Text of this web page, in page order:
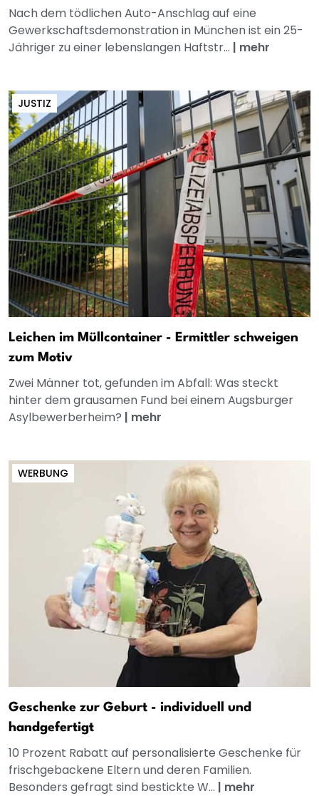
Nach dem tödlichen Auto-Anschlag auf eine
Gewerkschaftsdemonstration in München ist ein 25-
Jähriger zu einer lebenslangen Haftstr... | mehr
JUSTIZ
Leichen im Müllcontainer - Ermittler schweigen
zum Motiv
Zwei Männer tot, gefunden im Abfall: Was steckt
hinter dem grausamen Fund bei einem Augsburger
Asylbewerberheim? | mehr
WERBUNG
Geschenke zur Geburt - individuell und
handgefertigt
10 Prozent Rabatt auf personalisierte Geschenke für
frischgebackene Eltern und deren Familien.
Besonders gefragt sind bestickte W... | mehr